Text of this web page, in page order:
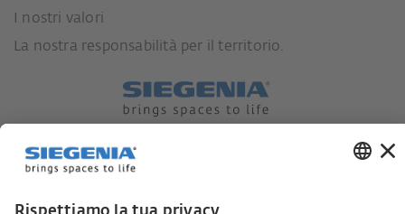
I nostri valori
La nostra responsabilità per il territorio.
Lieferkettensorgfaltspflichtengesetz